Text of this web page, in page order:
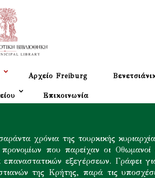
Αρχείο Freiburg
Επικοινωνία
χρόνια της τουρκικής
που παρείχαν οι Οθωμανοί
εξεγέρσεων. Γράφει
της Κρήτης, παρά τις